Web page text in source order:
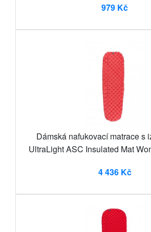
979 Kč
Dámská nafukovací matrace s
UltraLight ASC Insulated Mat
4 436 Kč